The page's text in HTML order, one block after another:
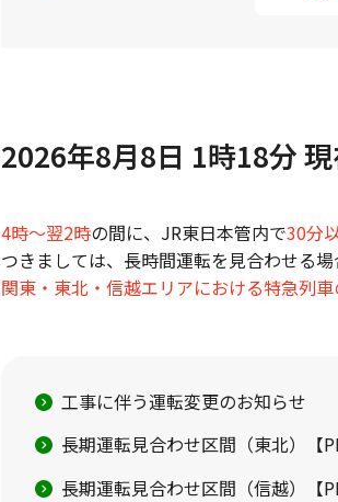
2026年8月8日 1時18分
4時～翌2時の間に、JR東日本管内で30分
つきましては、長時間運転を見合わせる場
関東・東北・信越エリアにおける特急列
工事に伴う運転変更のお知らせ
長期運転見合わせ区間（東北）【
長期運転見合わせ区間（信越）【